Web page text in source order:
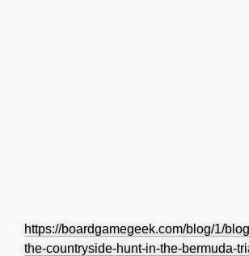
https://boardgamegeek.com/blog/1/
the-countryside-hunt-in-the-bermuda-